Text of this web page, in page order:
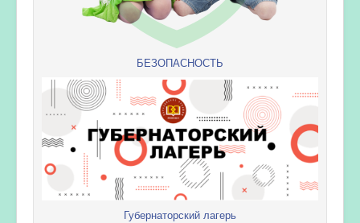
БЕЗОПАСНОСТЬ
Губернаторский лагерь